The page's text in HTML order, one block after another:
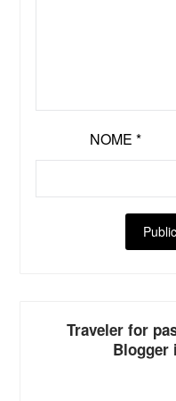
NOME *
Traveler for
Blogger